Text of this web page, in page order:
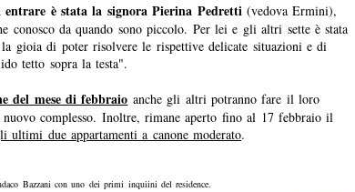
è stata la signora Pierina Pedretti(vedova Ermini),
conosco da quando sono piccolo. Per lei e gli altri sette è stata
la gioia di poter risolvere le rispettive delicate situazioni e di
tetto sopra la testa".
del mese di febbraio anche gli altri potranno fare il loro
nuovo complesso. Inoltre, rimane aperto fino al 17 febbraio il
ultimi due appartamenti a canone moderato.
Bazzani con uno dei primi inquiini del residence.